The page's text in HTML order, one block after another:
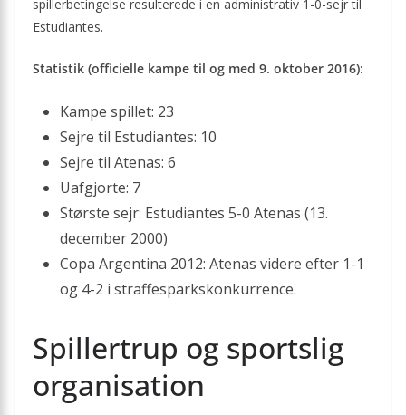
spillerbetingelse resulterede i en administrativ 1-0-sejr til
Estudiantes.
Statistik (officielle kampe til og med 9. oktober 2016):
Kampe spillet: 23
Sejre til Estudiantes: 10
Sejre til Atenas: 6
Uafgjorte: 7
Største sejr: Estudiantes 5-0 Atenas (13.
december 2000)
Copa Argentina 2012: Atenas videre efter 1-1
og 4-2 i straffesparks­konkurrence.
Spillertrup og sportslig
organisation